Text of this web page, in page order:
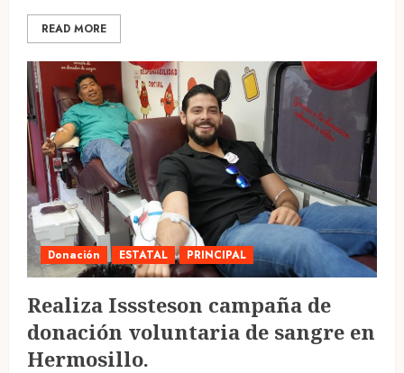
READ MORE
Donación ESTATAL PRINCIPAL
Realiza Isssteson campaña de
donación voluntaria de sangre en
Hermosillo.